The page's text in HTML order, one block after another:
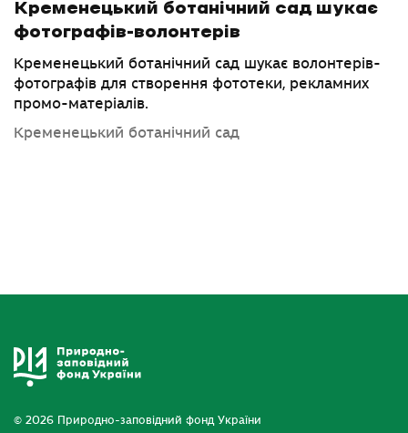
Кременецький ботанічний сад шукає
фотографів-волонтерів
Кременецький ботанічний сад шукає волонтерів-
фотографів для створення фототеки, рекламних
промо-матеріалів.
Кременецький ботанічний сад
© 2026 Природно-заповідний фонд України